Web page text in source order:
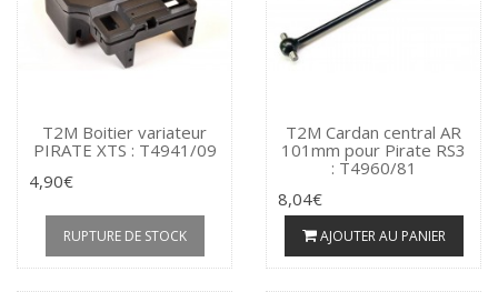
T2M Boitier variateur
PIRATE XTS : T4941/09
4,90€
RUPTURE DE STOCK
T2M Cardan central AR
101mm pour Pirate RS3
: T4960/81
8,04€
AJOUTER AU PANIER